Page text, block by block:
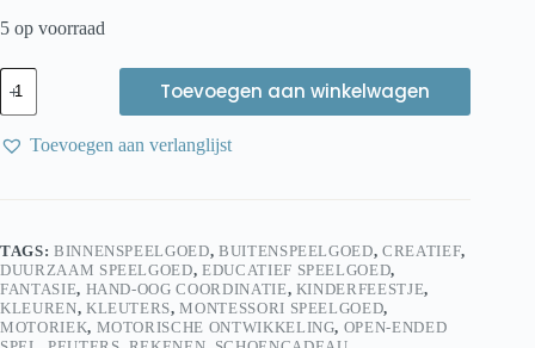
5 op voorraad
Eduplay
creatieve
kwasten
aantal
Toevoegen aan winkelwagen
Toevoegen aan verlanglijst
TAGS: BINNENSPEELGOED, BUITENSPEELGOED,CREATIEF,
DUURZAAM SPEELGOED,EDUCATIEF SPEELGOED,
FANTASIE, HAND-OOG COORDINATIE, KINDERFEESTJE,
KLEUREN, KLEUTERS,MONTESSORI SPEELGOED,
MOTORIEK, MOTORISCHE ONTWIKKELING, OPEN-ENDED